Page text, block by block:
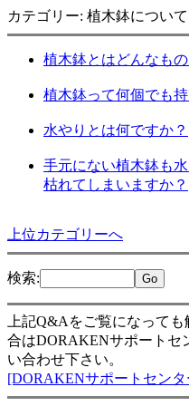
カテゴリー: 植木鉢について
植木鉢とはどんなも
植木鉢って何個でも
水やりとは何ですか？
手元にない植木鉢も
枯れてしまいますか？
上位カテゴリーへ
検索:
上記Q&Aをご覧になって
合はDORAKENサポートセ
い合わせ下さい。
[DORAKENサポートセン